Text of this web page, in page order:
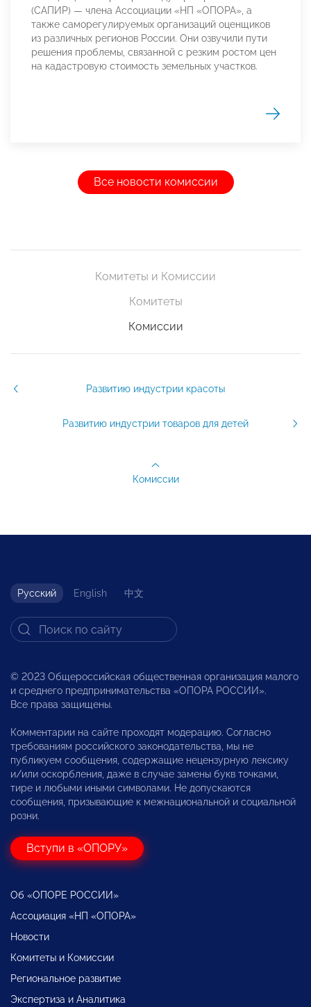
(САПИР) — члена Ассоциации «НП «ОПОРА», а
также саморегулируемых организаций оценщиков
из различных регионов России. Они озвучили пути
решения проблемы, связанной с резким ростом цен
на кадастровую стоимость земельных участков.
Все новости комиссии
Комитеты и Комиссии
Комитеты
Комиссии
Развитию индустрии красоты
Развитию индустрии товаров для детей
Комиссии
Русский English 中文
© 2023 Общероссийская общественная организация малого
и среднего предпринимательства «ОПОРА РОССИИ».
Все права защищены.
Комментарии на сайте проходят модерацию. Согласно
требованиям российского законодательства, мы не
публикуем сообщения, содержащие нецензурную лексику
и/или оскорбления, даже в случае замены букв точками,
тире и любыми иными символами. Не допускаются
сообщения, призывающие к межнациональной и социальной
розни.
Вступи в «ОПОРУ»
Об «ОПОРЕ РОССИИ»
Ассоциация «НП «ОПОРА»
Новости
Комитеты и Комиссии
Региональное развитие
Экспертиза и Аналитика